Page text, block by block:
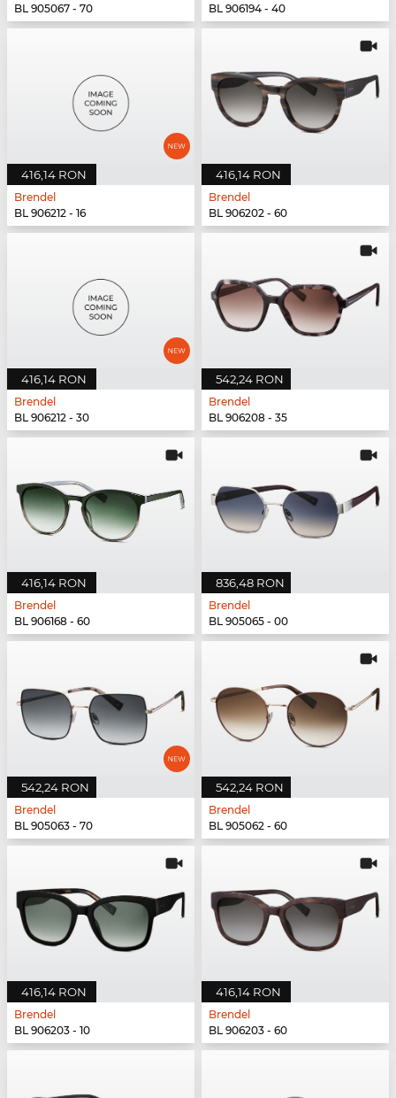
BL 905067 - 70
BL 906194 - 40
416,14 RON
Brendel
BL 906212 - 16
416,14 RON
Brendel
BL 906202 - 60
416,14 RON
Brendel
BL 906212 - 30
542,24 RON
Brendel
BL 906208 - 35
416,14 RON
Brendel
BL 906168 - 60
836,48 RON
Brendel
BL 905065 - 00
542,24 RON
Brendel
BL 905063 - 70
542,24 RON
Brendel
BL 905062 - 60
416,14 RON
Brendel
BL 906203 - 10
416,14 RON
Brendel
BL 906203 - 60